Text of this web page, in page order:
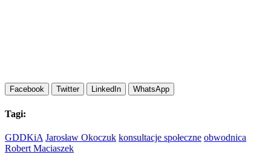
Facebook Twitter LinkedIn WhatsApp
Tagi:
GDDKiA Jarosław Okoczuk konsultacje społeczne obwodnica
Robert Maciaszek